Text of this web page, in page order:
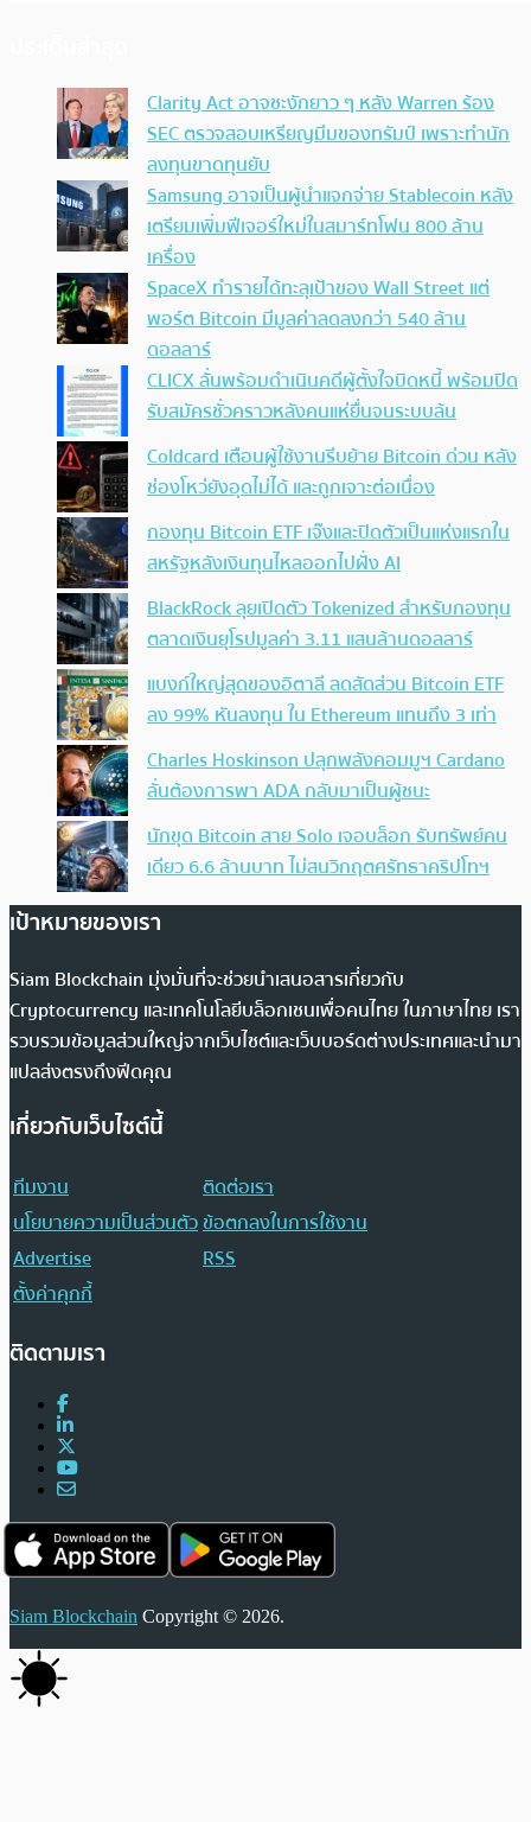
Clarity Act อาจชะงักยาว ๆ หลัง Warren ร้อง
SEC ตรวจสอบเหรียญมีมของทรัมป์ เพราะทำนัก
ลงทุนขาดทุนยับ
Samsung อาจเป็นผู้นำแจกจ่าย Stablecoin หลัง
เตรียมเพิ่มฟีเจอร์ใหม่ในสมาร์ทโฟน 800 ล้าน
เครื่อง
SpaceX ทำรายได้ทะลุเป้าของ Wall Street แต่
พอร์ต Bitcoin มีมูลค่าลดลงกว่า 540 ล้าน
ดอลลาร์
CLICX ลั่นพร้อมดำเนินคดีผู้ตั้งใจบิดหนี้ พร้อมปิด
รับสมัครชั่วคราวหลังคนแห่ยื่นจนระบบล้น
Coldcard เตือนผู้ใช้งานรีบย้าย Bitcoin ด่วน หลัง
ช่องโหว่ยังอุดไม่ได้ และถูกเจาะต่อเนื่อง
กองทุน Bitcoin ETF เจ๊งและปิดตัวเป็นแห่งแรกใน
สหรัฐหลังเงินทุนไหลออกไปฝั่ง AI
BlackRock ลุยเปิดตัว Tokenized สำหรับกองทุน
ตลาดเงินยุโรปมูลค่า 3.11 แสนล้านดอลลาร์
แบงก์ใหญ่สุดของอิตาลี ลดสัดส่วน Bitcoin ETF
ลง 99% หันลงทุน ใน Ethereum แทนถึง 3 เท่า
Charles Hoskinson ปลุกพลังคอมมูฯ Cardano
ลั่นต้องการพา ADA กลับมาเป็นผู้ชนะ
นักขุด Bitcoin สาย Solo เจอบล็อก รับทรัพย์คน
เดียว 6.6 ล้านบาท ไม่สนวิกฤตศรัทธาคริปโทฯ
เป้าหมายของเรา
Siam Blockchain มุ่งมั่นที่จะช่วยนำเสนอสารเกี่ยวกับ
Cryptocurrency และเทคโนโลยีบล็อกเชนเพื่อคนไทย ในภาษาไทย เรา
รวบรวมข้อมูลส่วนใหญ่จากเว็บไซต์และเว็บบอร์ดต่างประเทศและนำมา
แปลส่งตรงถึงฟีดคุณ
เกี่ยวกับเว็บไซต์นี้
ทีมงาน
ติดต่อเรา
นโยบายความเป็นส่วนตัวข้อตกลงในการใช้งาน
Advertise
RSS
ตั้งค่าคุกกี้
ติดตามเรา
Siam Blockchain Copyright © 2026.